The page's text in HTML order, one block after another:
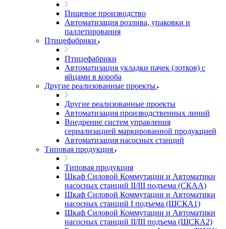
Пищевое производство
Автоматизация розлива, упаковки и
паллетирования
Птицефабрики
Птицефабрики
Автоматизация укладки пачек (лотков) с
яйцами в короба
Другие реализованные проекты
Другие реализованные проекты
Автоматизация производственных линий
Внедрение систем управления
сериализацией маркированной продукцией
Автоматизация насосных станций
Типовая продукция
Типовая продукция
Шкаф Силовой Коммутации и Автоматики
насосных станций II/III подъема (СКАА)
Шкаф Силовой Коммутации и Автоматики
насосных станций I подъема (ШСКА1)
Шкаф Силовой Коммутации и Автоматики
насосных станций II/III подъема (ШСКА2)